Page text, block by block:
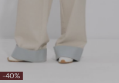
-40%